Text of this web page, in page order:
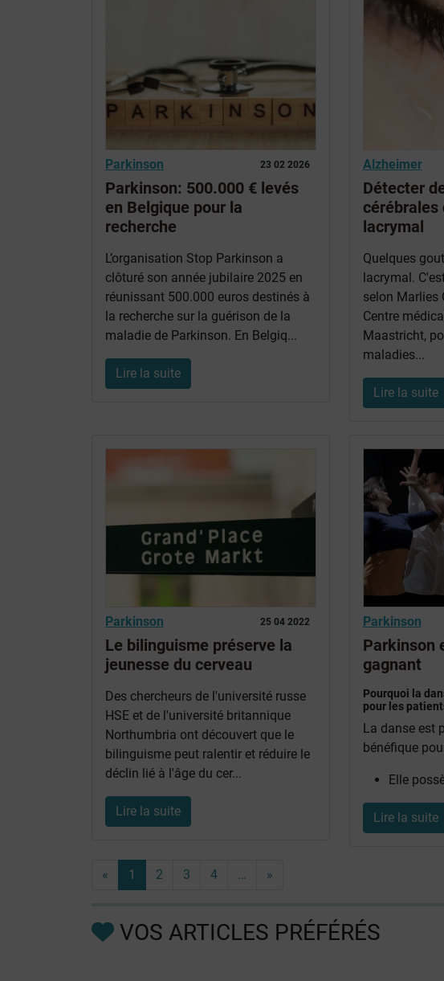
23 02 2026
Parkinson
Parkinson: 500.000 € levés
en Belgique pour la
recherche
L’organisation Stop Parkinson a
clôturé son année jubilaire 2025 en
réunissant 500.000 euros destinés à
la recherche sur la guérison de la
maladie de Parkinson. En Belgiq...
Lire la suite
Alzheimer
Détecter
cérébrales
lacrymal
Quelques
lacrymal.
selon Marlies
Centre
Maastricht,
maladies...
Lire la suite
25 04 2022
Parkinson
Le bilinguisme préserve la
jeunesse du cerveau
Des chercheurs de l'université russe
HSE et de l'université britannique
Northumbria ont découvert que le
bilinguisme peut ralentir et réduire le
déclin lié à l'âge du cer...
Lire la suite
Parkinson
Parkinson
gagnant
Pourquoi la
pour les
La danse est
bénéfique
Elle
Lire la suite
« 1 2 3 4 … »
VOS ARTICLES PRÉFÉRÉS